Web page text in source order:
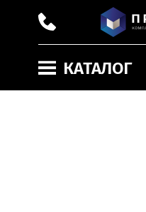
КАТАЛОГ